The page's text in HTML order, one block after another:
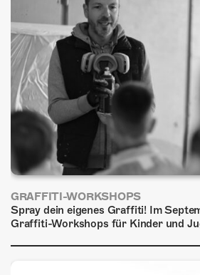
SHOP
MITMACHEN
GRAFFITI-WORKSHOPS
Spray dein eigenes Graffiti! Im
Graffiti-Workshops für Kinder und